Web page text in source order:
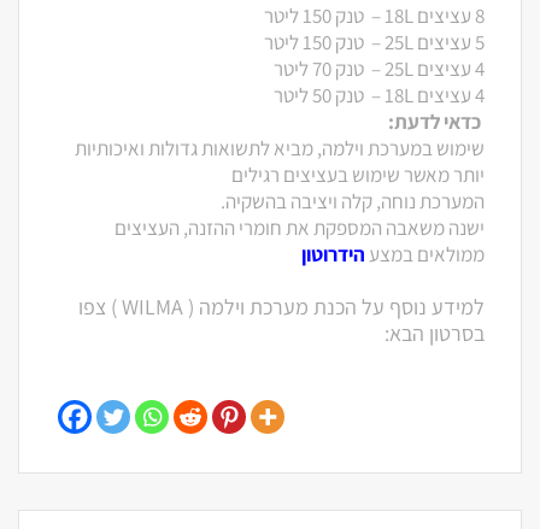
8 עציצים 18L – טנק 150 ליטר
5 עציצים 25L – טנק 150 ליטר
4 עציצים 25L – טנק 70 ליטר
4 עציצים 18L – טנק 50 ליטר
כדאי לדעת:
שימוש במערכת וילמה, מביא לתשואות גדולות ואיכותיות
יותר מאשר שימוש בעציצים רגילים
המערכת נוחה, קלה ויציבה בהשקיה.
ישנה משאבה המספקת את חומרי ההזנה, העציצים
ממולאים במצעהידרוטון
למידע נוסף על הכנת מערכת וילמה ( WILMA ) צפו
בסרטון הבא: